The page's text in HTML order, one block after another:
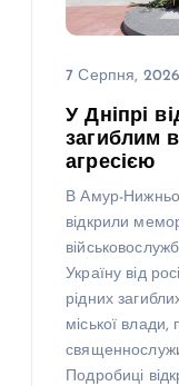
7 Серпня, 2026
У Дніпрі
загиблим
агресією
В Амур-
відкрили
Україну від
рідних
міської влади,
Подробиці